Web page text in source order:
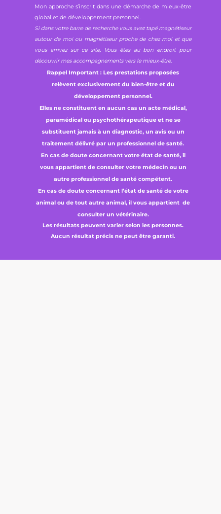
Mon approche s’inscrit dans une démarche de mieux-être
global et de développement personnel.
Si dans votre barre de recherche vous avez tapé magnétiseur
autour de moi ou magnétiseur proche de chez moi et que
vous arrivez sur ce site, Vous êtes au bon endroit pour
découvrir mes accompagnements vers le mieux-être.
Rappel Important : Les prestations proposées
relèvent exclusivement du bien-être et du
développement personnel.
Elles ne constituent en aucun cas un acte médical,
paramédical ou psychothérapeutique et ne se
substituent jamais à un diagnostic, un avis ou un
traitement délivré par un professionnel de santé.
En cas de doute concernant votre état de santé, il
vous appartient de consulter votre médecin ou un
autre professionnel de santé compétent.
En cas de doute concernant l’état de santé de votre
animal ou de tout autre animal, il vous appartient de
consulter un vétérinaire.
Les résultats peuvent varier selon les personnes.
Aucun résultat précis ne peut être garanti.